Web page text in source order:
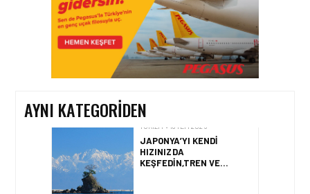
AYNI KATEGORIDEN
TURIZM • 24 TEM 2026
ENUYGUN.COM’DAN YAZ
ROTASI: TÜRKIYE’NIN EN
POPÜLER PLAJLARI
TURIZM • 18 TEM 2026
JAPONYA’YI KENDI
HIZINIZDA
KEŞFEDIN,TREN VE
OTOBÜSLE YENI BIR
GÜZERGÂH